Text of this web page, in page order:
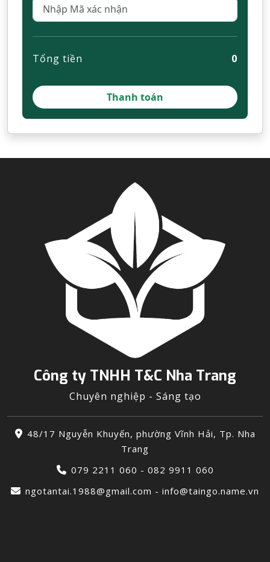
Tổng tiền 0
Công ty TNHH T&C Nha Trang
Chuyên nghiệp - Sáng tạo
48/17 Nguyễn Khuyến, phường Vĩnh Hải, Tp. Nha
Trang
079 2211 060 - 082 9911 060
ngotantai.1988@gmail.com - info@taingo.name.vn